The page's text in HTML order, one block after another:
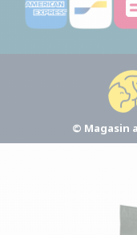
new
window
new
window
in
new
© Magasin